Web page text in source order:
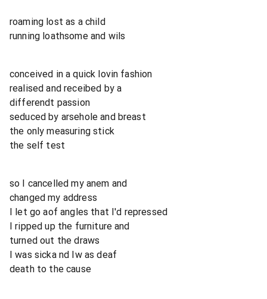
roaming lost as a child
running loathsome and wils
conceived in a quick lovin fashion
realised and receibed by a
differendt passion
seduced by arsehole and breast
the only measuring stick
the self test
so I cancelled my anem and
changed my address
I let go aof angles that I'd repressed
I ripped up the furniture and
turned out the draws
I was sicka nd Iw as deaf
death to the cause